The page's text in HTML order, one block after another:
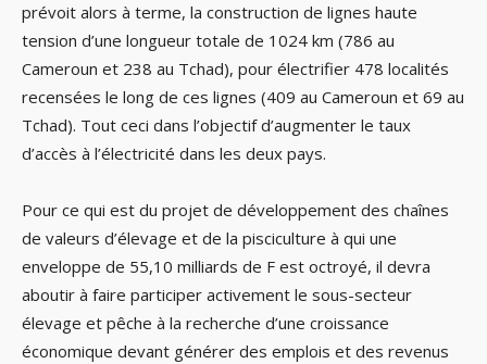
prévoit alors à terme, la construction de lignes haute
tension d’une longueur totale de 1024 km (786 au
Cameroun et 238 au Tchad), pour électrifier 478 localités
recensées le long de ces lignes (409 au Cameroun et 69 au
Tchad). Tout ceci dans l’objectif d’augmenter le taux
d’accès à l’électricité dans les deux pays.
Pour ce qui est du projet de développement des chaînes
de valeurs d’élevage et de la pisciculture à qui une
enveloppe de 55,10 milliards de F est octroyé, il devra
aboutir à faire participer activement le sous-secteur
élevage et pêche à la recherche d’une croissance
économique devant générer des emplois et des revenus